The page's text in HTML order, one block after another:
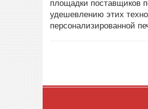
площадки поставщиков
удешевлению этих
персонализированной